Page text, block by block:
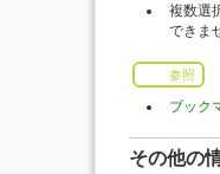
複数選
できま
参照
ブック
その他の